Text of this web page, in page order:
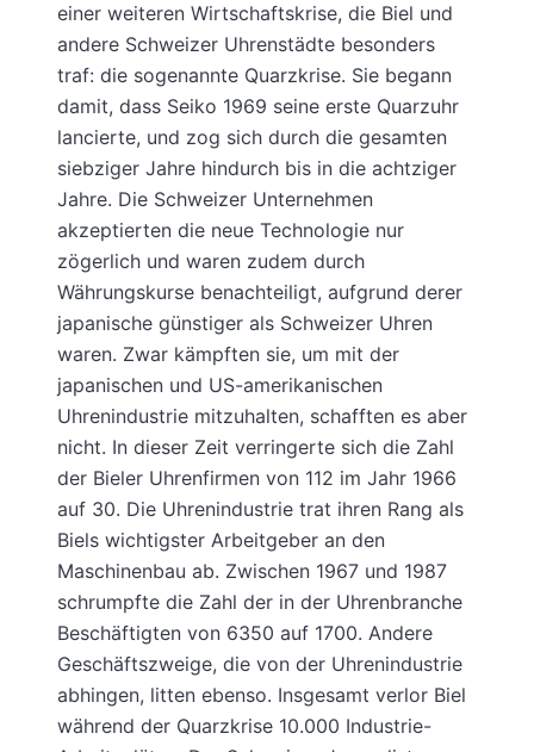
einer weiteren Wirtschaftskrise, die Biel und
andere Schweizer Uhrenstädte besonders
traf: die sogenannte Quarzkrise. Sie begann
damit, dass Seiko 1969 seine erste Quarzuhr
lancierte, und zog sich durch die gesamten
siebziger Jahre hindurch bis in die achtziger
Jahre. Die Schweizer Unternehmen
akzeptierten die neue Technologie nur
zögerlich und waren zudem durch
Währungskurse benachteiligt, aufgrund derer
japanische günstiger als Schweizer Uhren
waren. Zwar kämpften sie, um mit der
japanischen und US-amerikanischen
Uhrenindustrie mitzuhalten, schafften es aber
nicht. In dieser Zeit verringerte sich die Zahl
der Bieler Uhrenfirmen von 112 im Jahr 1966
auf 30. Die Uhrenindustrie trat ihren Rang als
Biels wichtigster Arbeitgeber an den
Maschinenbau ab. Zwischen 1967 und 1987
schrumpfte die Zahl der in der Uhrenbranche
Beschäftigten von 6350 auf 1700. Andere
Geschäftszweige, die von der Uhrenindustrie
abhingen, litten ebenso. Insgesamt verlor Biel
während der Quarzkrise 10.000 Industrie-